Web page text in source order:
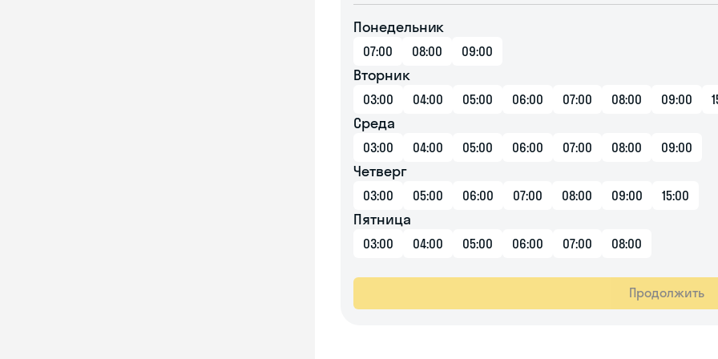
Понедельник
07:00 08:00 09:00
Вторник
03:00 04:00 05:00 06:00 07:00 08:00 09:00
Среда
03:00 04:00 05:00 06:00 07:00 08:00 09:00
Четверг
03:00 05:00 06:00 07:00 08:00 09:00 15:00
Пятница
03:00 04:00 05:00 06:00 07:00 08:00
Продолжить